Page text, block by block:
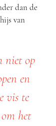
dan de
van
niet op
en
vis te
het